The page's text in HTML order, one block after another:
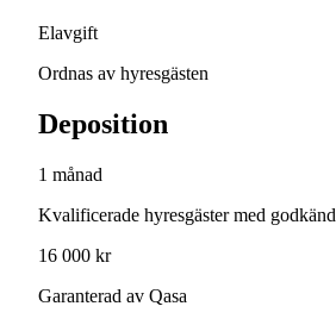
Elavgift
Ordnas av hyresgästen
Deposition
1 månad
Kvalificerade hyresgäster med
16 000 kr
Garanterad av Qasa